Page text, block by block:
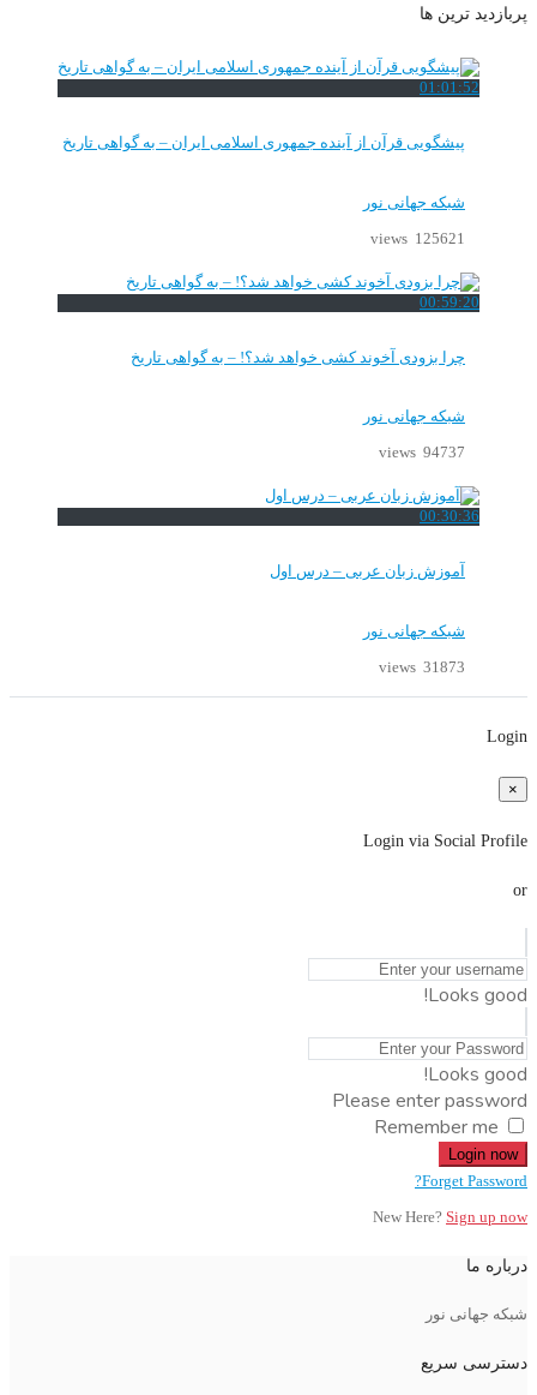
پربازدید ترین ها
01:01:52
پیشگویی قرآن از آینده جمهوری اسلامی ایران – به گواهی تاریخ
شبکه جهانی نور
125621 views
00:59:20
چرا بزودی آخوند کشی خواهد شد؟! – به گواهی تاریخ
شبکه جهانی نور
94737 views
00:30:36
آموزش زبان عربی – درس اول
شبکه جهانی نور
31873 views
Login
×
Login via Social Profile
or
Looks good!
Looks good!
Please enter password
Remember me
Login now
Forget Password?
New Here? Sign up now
درباره ما
شبکه جهانی نور
دسترسی سریع